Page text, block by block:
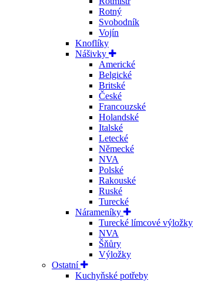
Rotný
Svobodník
Vojín
Knoflíky
Nášivky
Americké
Belgické
Britské
České
Francouzské
Holandské
Italské
Letecké
Německé
NVA
Polské
Rakouské
Ruské
Turecké
Nárameníky
Turecké límcové výložky
NVA
Šňůry
Výložky
Ostatní
Kuchyňské potřeby